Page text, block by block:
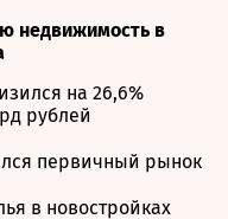
недвижимость в
на 26,6%
рублей
первичный рынок
в новостройках